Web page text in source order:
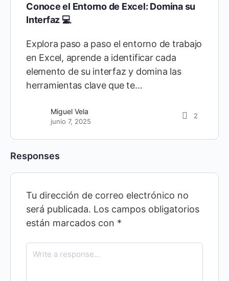
Conoce el Entorno de Excel: Domina su
Interfaz 💻
Explora paso a paso el entorno de trabajo
en Excel, aprende a identificar cada
elemento de su interfaz y domina las
herramientas clave que te…
Miguel Vela
junio 7, 2025
2
Responses
Tu dirección de correo electrónico no
será publicada. Los campos obligatorios
están marcados con *